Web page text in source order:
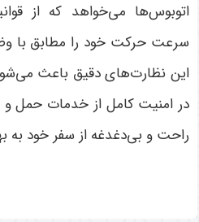
اتوبوس‌ها می‌خواهد که از
سرعت حرکت خود را مطابق با
این نظارت‌های دقیق باعث
در امنیت کامل از خدمات حمل و
راحت و بی‌دغدغه از سفر خود به